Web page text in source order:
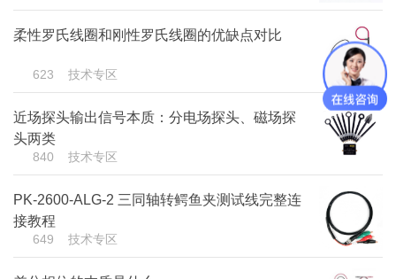
柔性罗氏线圈和刚性罗氏线圈的优缺点对比
623 技术专区
近场探头输出信号本质：分电场探头、磁场探
头两类
840 技术专区
PK-2600-ALG-2 三同轴转鳄鱼夹测试线完整连
接教程
649 技术专区